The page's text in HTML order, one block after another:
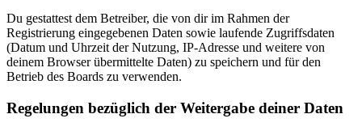
Du gestattest dem Betreiber, die von dir im Rahmen der
Registrierung eingegebenen Daten sowie laufende Zugriffsdaten
(Datum und Uhrzeit der Nutzung, IP-Adresse und weitere von
deinem Browser übermittelte Daten) zu speichern und für den
Betrieb des Boards zu verwenden.
Regelungen bezüglich der Weitergabe deiner Daten